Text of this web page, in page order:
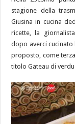
stagione della
Giusina in cucina
ricette, la
dopo averci cucinato
proposto, come
titolo Gateau di